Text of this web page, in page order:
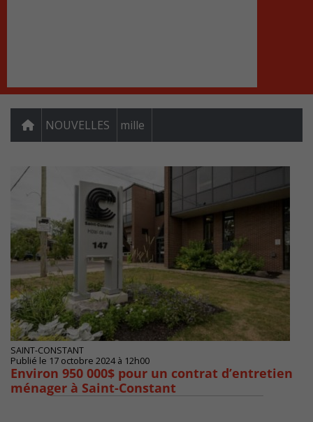
NOUVELLES mille
SAINT-CONSTANT
Publié le 17 octobre 2024 à 12h00
Environ 950 000$ pour un contrat d’entretien
ménager à Saint-Constant